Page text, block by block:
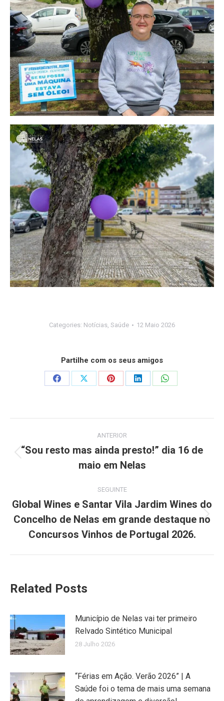
Categories: Notícias, Saúde 12 Maio 2026
Partilhe com os seus amigos
Share
Share
Share
Share
Share
navigation
ANTERIOR
Previous
post:
“Sou resto mas ainda presto!” dia 16 de
maio em Nelas
SEGUINTE
Next
post:
Global Wines e Santar Vila Jardim Wines do
Concelho de Nelas em grande destaque no
Concursos Vinhos de Portugal 2026.
Related Posts
Município de Nelas vai ter primeiro
Relvado Sintético Municipal
28 Julho 2026
“Férias em Ação. Verão 2026” | A
Saúde foi o tema de mais uma semana